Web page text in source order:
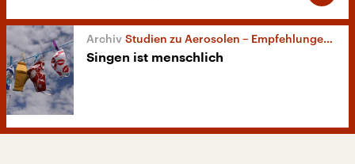
Studien zu Aerosolen – Empfehlungen und ihre praktischen Folgen
Singen ist menschlich